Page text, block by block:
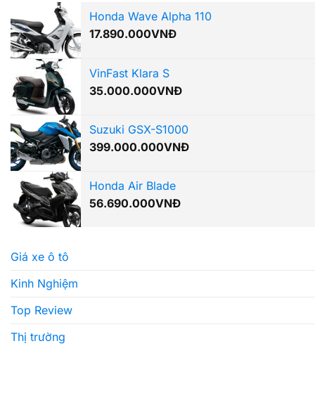
Honda Wave Alpha 110
17.890.000VNĐ
VinFast Klara S
35.000.000VNĐ
Suzuki GSX-S1000
399.000.000VNĐ
Honda Air Blade
56.690.000VNĐ
Giá xe ô tô
Kinh Nghiệm
Top Review
Thị trường